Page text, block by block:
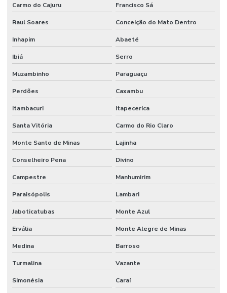
Carmo do Cajuru Francisco Sá
Raul Soares Conceição do Mato Dentro
Inhapim Abaeté
Ibiá Serro
Muzambinho Paraguaçu
Perdões Caxambu
Itambacuri Itapecerica
Santa Vitória Carmo do Rio Claro
Monte Santo de Minas Lajinha
Conselheiro Pena Divino
Campestre Manhumirim
Paraisópolis Lambari
Jaboticatubas Monte Azul
Ervália Monte Alegre de Minas
Medina Barroso
Turmalina Vazante
Simonésia Caraí